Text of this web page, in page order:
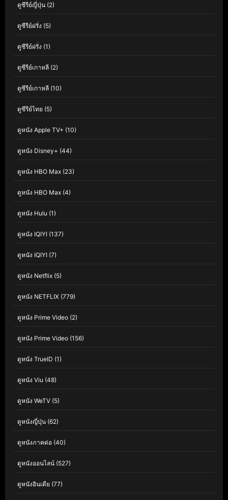
ดูซีรีย์ญี่ปุ่น (2)
ดูซีรีย์ฝรั่ง (5)
ดูซีรีย์ฝรั่ง (1)
ดูซีรีย์เกาหลี (2)
ดูซีรีย์เกาหลี (10)
ดูซีรีย์ไทย (5)
ดูหนัง Apple TV+ (10)
ดูหนัง Disney+ (44)
ดูหนัง HBO Max (23)
ดูหนัง HBO Max (4)
ดูหนัง Hulu (1)
ดูหนัง IQIYI (137)
ดูหนัง IQIYI (7)
ดูหนัง Netflix (5)
ดูหนัง NETFLIX (779)
ดูหนัง Prime Video (2)
ดูหนัง Prime Video (156)
ดูหนัง TrueID (1)
ดูหนัง Viu (48)
ดูหนัง WeTV (5)
ดูหนังญี่ปุ่น (62)
ดูหนังภาคต่อ (40)
ดูหนังออนไลน์ (527)
ดูหนังอินเดีย (77)